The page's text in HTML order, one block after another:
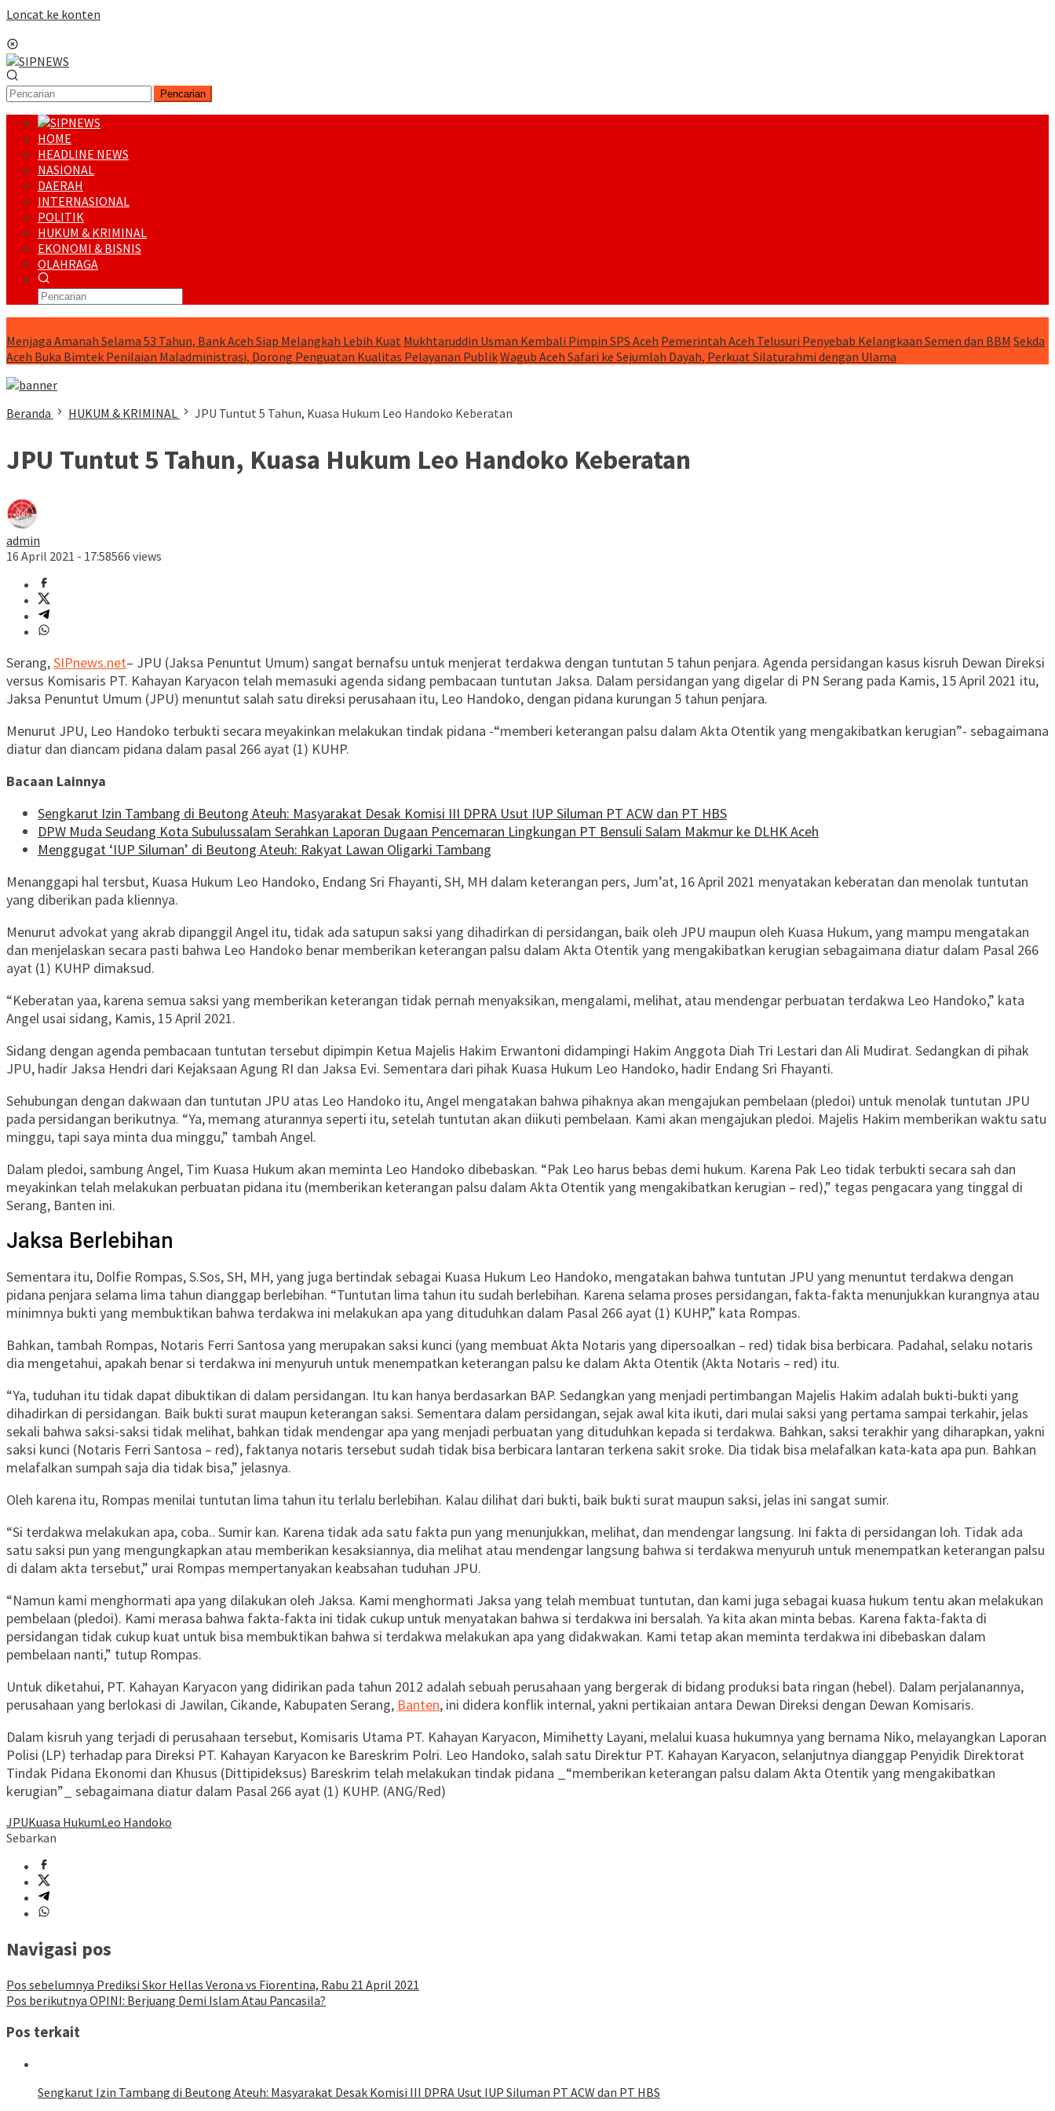
Loncat ke konten
Pencarian
HOME
HEADLINE NEWS
NASIONAL
DAERAH
INTERNASIONAL
POLITIK
HUKUM & KRIMINAL
EKONOMI & BISNIS
OLAHRAGA
Menjaga Amanah Selama 53 Tahun, Bank Aceh Siap Melangkah Lebih Kuat Mukhtaruddin Usman Kembali Pimpin SPS Aceh Pemerintah Aceh Telusuri Penyebab Kelangkaan Semen dan BBM Sekda
Aceh Buka Bimtek Penilaian Maladministrasi, Dorong Penguatan Kualitas Pelayanan PublikWagub Aceh Safari ke Sejumlah Dayah, Perkuat Silaturahmi dengan Ulama
Beranda HUKUM & KRIMINAL JPU Tuntut 5 Tahun, Kuasa Hukum Leo Handoko Keberatan
JPU Tuntut 5 Tahun, Kuasa Hukum Leo Handoko Keberatan
admin
16 April 2021 - 17:58566 views
Serang,SIPnews.net– JPU (Jaksa Penuntut Umum) sangat bernafsu untuk menjerat terdakwa dengan tuntutan 5 tahun penjara. Agenda persidangan kasus kisruh Dewan Direksi
versus Komisaris PT. Kahayan Karyacon telah memasuki agenda sidang pembacaan tuntutan Jaksa. Dalam persidangan yang digelar di PN Serang pada Kamis, 15 April 2021 itu,
Jaksa Penuntut Umum (JPU) menuntut salah satu direksi perusahaan itu, Leo Handoko, dengan pidana kurungan 5 tahun penjara.
Menurut JPU, Leo Handoko terbukti secara meyakinkan melakukan tindak pidana -“memberi keterangan palsu dalam Akta Otentik yang mengakibatkan kerugian”- sebagaimana
diatur dan diancam pidana dalam pasal 266 ayat (1) KUHP.
Bacaan Lainnya
Sengkarut Izin Tambang di Beutong Ateuh: Masyarakat Desak Komisi III DPRA Usut IUP Siluman PT ACW dan PT HBS
DPW Muda Seudang Kota Subulussalam Serahkan Laporan Dugaan Pencemaran Lingkungan PT Bensuli Salam Makmur ke DLHK Aceh
Menggugat ‘IUP Siluman’ di Beutong Ateuh: Rakyat Lawan Oligarki Tambang
Menanggapi hal tersbut, Kuasa Hukum Leo Handoko, Endang Sri Fhayanti, SH, MH dalam keterangan pers, Jum’at, 16 April 2021 menyatakan keberatan dan menolak tuntutan
yang diberikan pada kliennya.
Menurut advokat yang akrab dipanggil Angel itu, tidak ada satupun saksi yang dihadirkan di persidangan, baik oleh JPU maupun oleh Kuasa Hukum, yang mampu mengatakan
dan menjelaskan secara pasti bahwa Leo Handoko benar memberikan keterangan palsu dalam Akta Otentik yang mengakibatkan kerugian sebagaimana diatur dalam Pasal 266
ayat (1) KUHP dimaksud.
“Keberatan yaa, karena semua saksi yang memberikan keterangan tidak pernah menyaksikan, mengalami, melihat, atau mendengar perbuatan terdakwa Leo Handoko,” kata
Angel usai sidang, Kamis, 15 April 2021.
Sidang dengan agenda pembacaan tuntutan tersebut dipimpin Ketua Majelis Hakim Erwantoni didampingi Hakim Anggota Diah Tri Lestari dan Ali Mudirat. Sedangkan di pihak
JPU, hadir Jaksa Hendri dari Kejaksaan Agung RI dan Jaksa Evi. Sementara dari pihak Kuasa Hukum Leo Handoko, hadir Endang Sri Fhayanti.
Sehubungan dengan dakwaan dan tuntutan JPU atas Leo Handoko itu, Angel mengatakan bahwa pihaknya akan mengajukan pembelaan (pledoi) untuk menolak tuntutan JPU
pada persidangan berikutnya. “Ya, memang aturannya seperti itu, setelah tuntutan akan diikuti pembelaan. Kami akan mengajukan pledoi. Majelis Hakim memberikan waktu satu
minggu, tapi saya minta dua minggu,” tambah Angel.
Dalam pledoi, sambung Angel, Tim Kuasa Hukum akan meminta Leo Handoko dibebaskan. “Pak Leo harus bebas demi hukum. Karena Pak Leo tidak terbukti secara sah dan
meyakinkan telah melakukan perbuatan pidana itu (memberikan keterangan palsu dalam Akta Otentik yang mengakibatkan kerugian – red),” tegas pengacara yang tinggal di
Serang, Banten ini.
Jaksa Berlebihan
Sementara itu, Dolfie Rompas, S.Sos, SH, MH, yang juga bertindak sebagai Kuasa Hukum Leo Handoko, mengatakan bahwa tuntutan JPU yang menuntut terdakwa dengan
pidana penjara selama lima tahun dianggap berlebihan. “Tuntutan lima tahun itu sudah berlebihan. Karena selama proses persidangan, fakta-fakta menunjukkan kurangnya atau
minimnya bukti yang membuktikan bahwa terdakwa ini melakukan apa yang dituduhkan dalam Pasal 266 ayat (1) KUHP,” kata Rompas.
Bahkan, tambah Rompas, Notaris Ferri Santosa yang merupakan saksi kunci (yang membuat Akta Notaris yang dipersoalkan – red) tidak bisa berbicara. Padahal, selaku notaris
dia mengetahui, apakah benar si terdakwa ini menyuruh untuk menempatkan keterangan palsu ke dalam Akta Otentik (Akta Notaris – red) itu.
“Ya, tuduhan itu tidak dapat dibuktikan di dalam persidangan. Itu kan hanya berdasarkan BAP. Sedangkan yang menjadi pertimbangan Majelis Hakim adalah bukti-bukti yang
dihadirkan di persidangan. Baik bukti surat maupun keterangan saksi. Sementara dalam persidangan, sejak awal kita ikuti, dari mulai saksi yang pertama sampai terkahir, jelas
sekali bahwa saksi-saksi tidak melihat, bahkan tidak mendengar apa yang menjadi perbuatan yang dituduhkan kepada si terdakwa. Bahkan, saksi terakhir yang diharapkan, yakni
saksi kunci (Notaris Ferri Santosa – red), faktanya notaris tersebut sudah tidak bisa berbicara lantaran terkena sakit sroke. Dia tidak bisa melafalkan kata-kata apa pun. Bahkan
melafalkan sumpah saja dia tidak bisa,” jelasnya.
Oleh karena itu, Rompas menilai tuntutan lima tahun itu terlalu berlebihan. Kalau dilihat dari bukti, baik bukti surat maupun saksi, jelas ini sangat sumir.
“Si terdakwa melakukan apa, coba.. Sumir kan. Karena tidak ada satu fakta pun yang menunjukkan, melihat, dan mendengar langsung. Ini fakta di persidangan loh. Tidak ada
satu saksi pun yang mengungkapkan atau memberikan kesaksiannya, dia melihat atau mendengar langsung bahwa si terdakwa menyuruh untuk menempatkan keterangan palsu
di dalam akta tersebut,” urai Rompas mempertanyakan keabsahan tuduhan JPU.
“Namun kami menghormati apa yang dilakukan oleh Jaksa. Kami menghormati Jaksa yang telah membuat tuntutan, dan kami juga sebagai kuasa hukum tentu akan melakukan
pembelaan (pledoi). Kami merasa bahwa fakta-fakta ini tidak cukup untuk menyatakan bahwa si terdakwa ini bersalah. Ya kita akan minta bebas. Karena fakta-fakta di
persidangan tidak cukup kuat untuk bisa membuktikan bahwa si terdakwa melakukan apa yang didakwakan. Kami tetap akan meminta terdakwa ini dibebaskan dalam
pembelaan nanti,” tutup Rompas.
Untuk diketahui, PT. Kahayan Karyacon yang didirikan pada tahun 2012 adalah sebuah perusahaan yang bergerak di bidang produksi bata ringan (hebel). Dalam perjalanannya,
perusahaan yang berlokasi di Jawilan, Cikande, Kabupaten Serang, Banten, ini didera konflik internal, yakni pertikaian antara Dewan Direksi dengan Dewan Komisaris.
Dalam kisruh yang terjadi di perusahaan tersebut, Komisaris Utama PT. Kahayan Karyacon, Mimihetty Layani, melalui kuasa hukumnya yang bernama Niko, melayangkan Laporan
Polisi (LP) terhadap para Direksi PT. Kahayan Karyacon ke Bareskrim Polri. Leo Handoko, salah satu Direktur PT. Kahayan Karyacon, selanjutnya dianggap Penyidik Direktorat
Tindak Pidana Ekonomi dan Khusus (Dittipideksus) Bareskrim telah melakukan tindak pidana _“memberikan keterangan palsu dalam Akta Otentik yang mengakibatkan
kerugian”_ sebagaimana diatur dalam Pasal 266 ayat (1) KUHP. (ANG/Red)
JPUKuasa HukumLeo Handoko
Sebarkan
Navigasi pos
Pos sebelumnya Prediksi Skor Hellas Verona vs Fiorentina, Rabu 21 April 2021
Pos berikutnya OPINI: Berjuang Demi Islam Atau Pancasila?
Pos terkait
Sengkarut Izin Tambang di Beutong Ateuh: Masyarakat Desak Komisi III DPRA Usut IUP Siluman PT ACW dan PT HBS